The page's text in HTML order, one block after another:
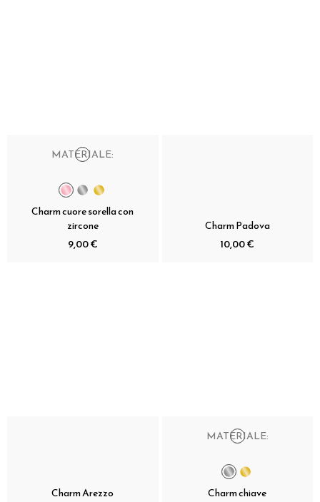
MATERIALE:
Charm cuore sorella con
zircone
9,00 €
Charm Padova
10,00 €
Charm Arezzo
MATERIALE:
Charm chiave